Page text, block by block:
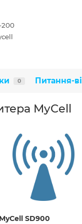
200
0 Питання-
MyCell
MyCell SD900